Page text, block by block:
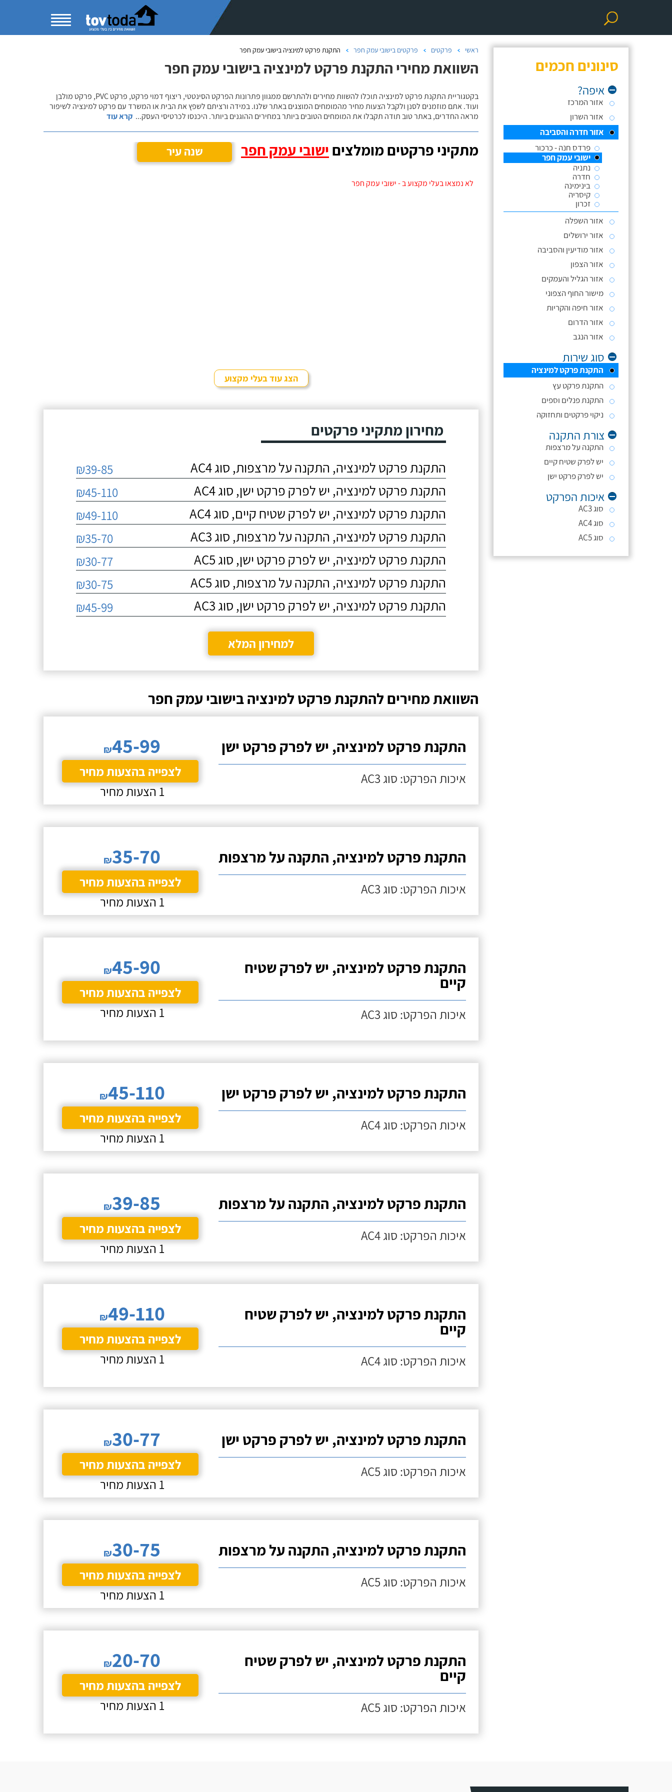
סינונים חכמים
איפה?
אזור המרכז
אזור השרון
אזור חדרה והסביבה
פרדס חנה - כרכור
ישובי עמק חפר
נתניה
חדרה
בינימינה
קיסריה
זכרון
אזור השפלה
אזור ירושלים
אזור מודיעין והסביבה
אזור הצפון
אזור הגליל והעמקים
מישור החוף הצפוני
אזור חיפה והקריות
אזור הדרום
אזור הנגב
סוג שירות
התקנת פרקט למינציה
התקנת פרקט עץ
התקנת פנלים וספים
ניקוי פרקטים ותחזוקה
צורת התקנה
התקנה על מרצפות
יש לפרק שטיח קיים
יש לפרק פרקט ישן
איכות הפרקט
סוג AC3
סוג AC4
סוג AC5
ראשי פרקטים פרקטים בישובי עמק חפר התקנת פרקט למינציה בישובי עמק חפר
השוואת מחירי התקנת פרקט למינציה בישובי עמק חפר
בקטגוריית התקנת פרקט למינציה תוכלו להשוות מחירים ולהתרשם ממגוון פתרונות הפרקט הסינטטי, ריצוף דמוי פרקט, פרקט PVC, פרקט מולבן
ועוד. אתם מוזמנים לסנן ולקבל הצעות מחיר מהמומחים המוצגים באתר שלנו. במידה ורציתם לשפץ את הבית או המשרד עם פרקט למינציה לשיפור
מראה החדרים, באתר טוב תודה תקבלו את המומחים הטובים ביותר במחירים ההוגנים ביותר. היכנסו לכרטיסי העסק... קרא עוד
מתקיני פרקטים מומלצים ישובי עמק חפר שנה עיר
לא נמצאו בעלי מקצוע ב - ישובי עמק חפר
הצג עוד בעלי מקצוע
מחירון מתקיני פרקטים
התקנת פרקט למינציה, התקנה על מרצפות, סוג AC4 ₪39-85
התקנת פרקט למינציה, יש לפרק פרקט ישן, סוג AC4 ₪45-110
התקנת פרקט למינציה, יש לפרק שטיח קיים, סוג AC4 ₪49-110
התקנת פרקט למינציה, התקנה על מרצפות, סוג AC3 ₪35-70
התקנת פרקט למינציה, יש לפרק פרקט ישן, סוג AC5 ₪30-77
התקנת פרקט למינציה, התקנה על מרצפות, סוג AC5 ₪30-75
התקנת פרקט למינציה, יש לפרק פרקט ישן, סוג AC3 ₪45-99
למחירון המלא
השוואת מחירים להתקנת פרקט למינציה בישובי עמק חפר
התקנת פרקט למינציה, יש לפרק פרקט ישן
איכות הפרקט: סוג AC3
₪45-99
לצפייה בהצעות מחיר
1 הצעות מחיר
התקנת פרקט למינציה, התקנה על מרצפות
איכות הפרקט: סוג AC3
₪35-70
לצפייה בהצעות מחיר
1 הצעות מחיר
התקנת פרקט למינציה, יש לפרק שטיח
קיים
איכות הפרקט: סוג AC3
₪45-90
לצפייה בהצעות מחיר
1 הצעות מחיר
התקנת פרקט למינציה, יש לפרק פרקט ישן
איכות הפרקט: סוג AC4
₪45-110
לצפייה בהצעות מחיר
1 הצעות מחיר
התקנת פרקט למינציה, התקנה על מרצפות
איכות הפרקט: סוג AC4
₪39-85
לצפייה בהצעות מחיר
1 הצעות מחיר
התקנת פרקט למינציה, יש לפרק שטיח
קיים
איכות הפרקט: סוג AC4
₪49-110
לצפייה בהצעות מחיר
1 הצעות מחיר
התקנת פרקט למינציה, יש לפרק פרקט ישן
איכות הפרקט: סוג AC5
₪30-77
לצפייה בהצעות מחיר
1 הצעות מחיר
התקנת פרקט למינציה, התקנה על מרצפות
איכות הפרקט: סוג AC5
₪30-75
לצפייה בהצעות מחיר
1 הצעות מחיר
התקנת פרקט למינציה, יש לפרק שטיח
קיים
איכות הפרקט: סוג AC5
₪20-70
לצפייה בהצעות מחיר
1 הצעות מחיר